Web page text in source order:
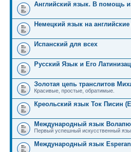
Английский язык. В помощь
Немецкий язык на
Испанский для всех
Русский Язык и Его
Золотая цепь транслитов
Красивые, простые, обратимые.
Креольский язык Ток Писин
Международный язык
Первый успешный искусственный
Международный язык